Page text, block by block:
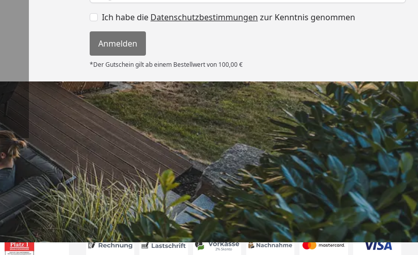
Ich habe die Datenschutzbestimmungen zur Kenntnis genommen
Anmelden
*Der Gutschein gilt ab einem Bestellwert von 100,00 €
Versand
Akzeptierte Zahlungsarten